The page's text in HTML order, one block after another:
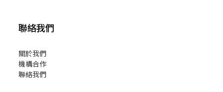
聯絡我們
關於我們
機構合作
聯絡我們